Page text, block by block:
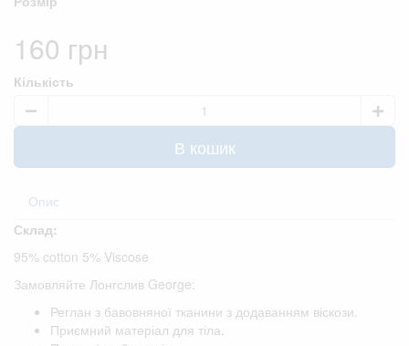
160 грн
Кількість
В кошик
Опис
Склад:
95% cotton 5% Viscose
Замовляйте Лонгслив George:
Реглан з бавовняної тканини з додаванням віскози.
Приємний матеріал для тіла.